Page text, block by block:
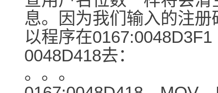
息。因为我们输入的注册
以程序在
0048D418去：
。。。